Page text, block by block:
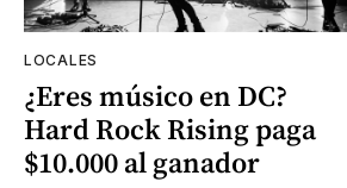
LOCALES
¿Eres músico en DC?
Hard Rock Rising paga
$10.000 al ganador